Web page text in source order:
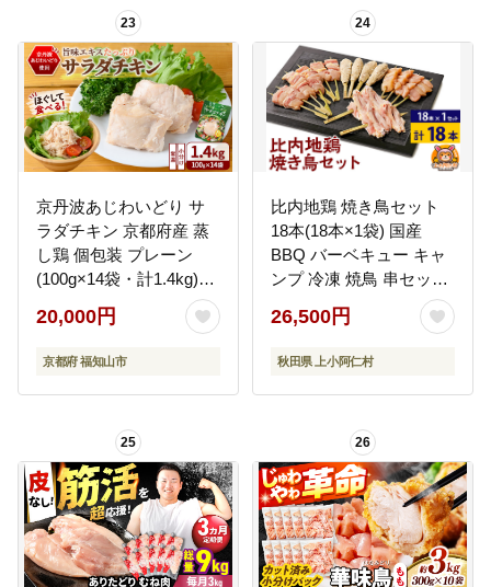
23
京丹波あじわいどり サ
ラダチキン 京都府産 蒸
し鶏 個包装 プレーン
(100g×14袋・計1.4kg)
【fc-BK008】【三栄ブロ
イラー販売株式会社 福
知山工場】
20,000円
京都府 福知山市
24
比内地鶏 焼き鳥セット
18本(18本×1袋) 国産
BBQ バーベキュー キャ
ンプ 冷凍 焼鳥 串セット
鶏肉 鳥肉
26,500円
秋田県 上小阿仁村
25 26